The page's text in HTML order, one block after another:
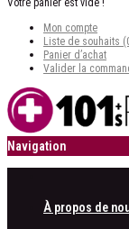
Votre panier est vide !
Mon compte
Liste de souhaits
Panier d’achat
Valider la
Navigation
À propos de